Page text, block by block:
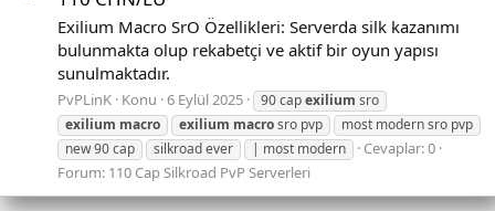
Exilium Macro SrO Özellikleri: Serverda silk kazanımı
bulunmakta olup rekabetçi ve aktif bir oyun yapısı
sunulmaktadır.
PvPLinK Konu 6 Eylül 2025 90 capexilium sro
exilium macro exilium macrosro pvp
most modern sro pvp
new 90 cap
silkroad ever | most modern
Cevaplar: 0
Forum: 110 Cap Silkroad PvP Serverleri